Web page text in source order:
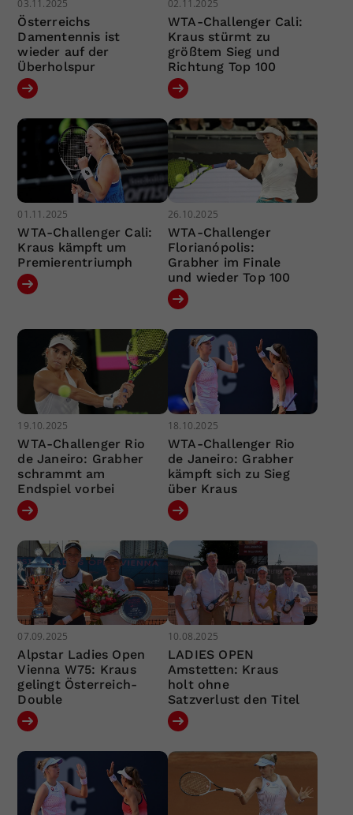
03.11.2025
Österreichs
Damentennis ist
wieder auf der
Überholspur
02.11.2025
WTA-Challenger Cali:
Kraus stürmt zu
größtem Sieg und
Richtung Top 100
01.11.2025
WTA-Challenger Cali:
Kraus kämpft um
Premierentriumph
26.10.2025
WTA-Challenger
Florianópolis:
Grabher im Finale
und wieder Top 100
19.10.2025
WTA-Challenger Rio
de Janeiro: Grabher
schrammt am
Endspiel vorbei
18.10.2025
WTA-Challenger Rio
de Janeiro: Grabher
kämpft sich zu Sieg
über Kraus
07.09.2025
Alpstar Ladies Open
Vienna W75: Kraus
gelingt Österreich-
Double
10.08.2025
LADIES OPEN
Amstetten: Kraus
holt ohne
Satzverlust den Titel